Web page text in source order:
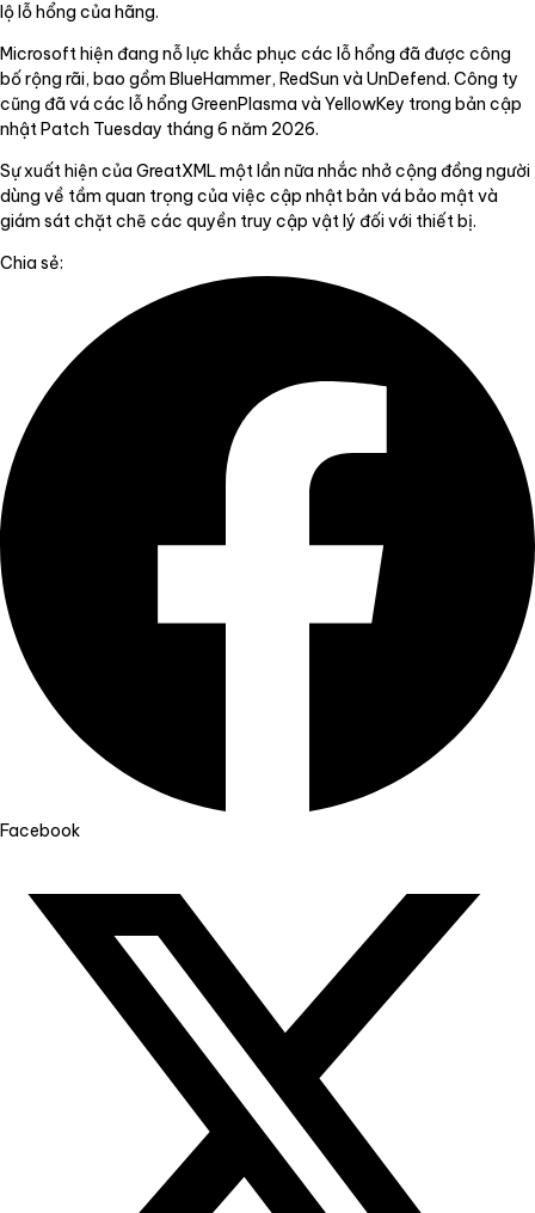
lộ lỗ hổng của hãng.
Microsoft hiện đang nỗ lực khắc phục các lỗ hổng đã được công
bố rộng rãi, bao gồm BlueHammer, RedSun và UnDefend. Công ty
cũng đã vá các lỗ hổng GreenPlasma và YellowKey trong bản cập
nhật Patch Tuesday tháng 6 năm 2026.
Sự xuất hiện của GreatXML một lần nữa nhắc nhở cộng đồng người
dùng về tầm quan trọng của việc cập nhật bản vá bảo mật và
giám sát chặt chẽ các quyền truy cập vật lý đối với thiết bị.
Chia sẻ:
Facebook